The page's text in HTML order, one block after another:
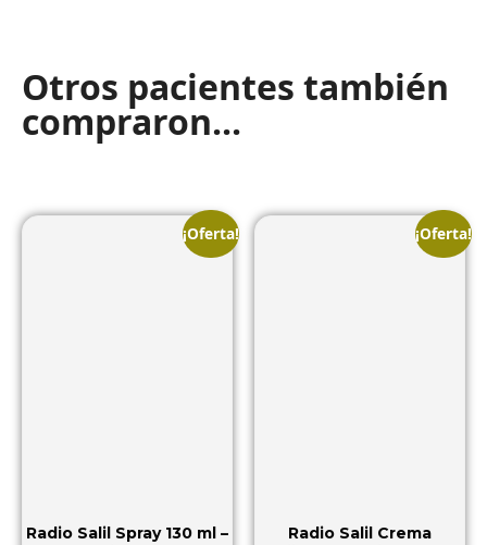
Otros pacientes también
compraron...
¡Oferta!
Radio Salil Spray 130 ml –
¡Oferta!
Radio Salil Crema